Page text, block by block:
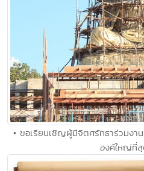
• ขอเรียนเชิญผู้มีจิตศรัทธาร่วมงา
องค์ใหญ่ที่สุ